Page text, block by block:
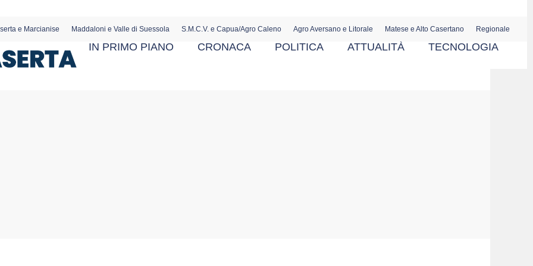
e Marcianise Maddaloni e Valle di Suessola S.M.C.V. e Capua/Agro Caleno Agro Aversano e Litorale Matese e Alto Casertano Regionale
IN PRIMO PIANO CRONACA POLITICA ATTUALITÀ TECNOLOGIA